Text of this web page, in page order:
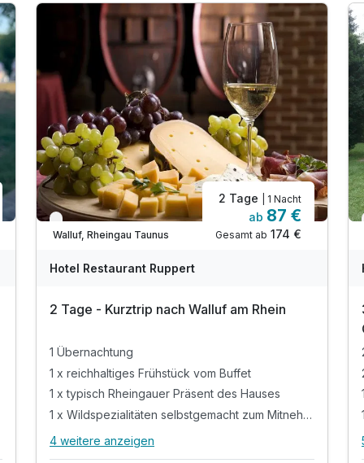
Verfügbar bis Dezember
Walluf, Rheingau Taunus
2 Tage | 1 Nacht
ab 87 €
Gesamt ab 174 €
Hotel Restaurant Ruppert
2 Tage - Kurztrip nach Walluf am Rhein
1 Übernachtung
1 x reichhaltiges Frühstück vom Buffet
1 x typisch Rheingauer Präsent des Hauses
1 x Wildspezialitäten selbstgemacht zum Mitnehmen
Alle Inklusivleistungen
4 weitere anzeigen